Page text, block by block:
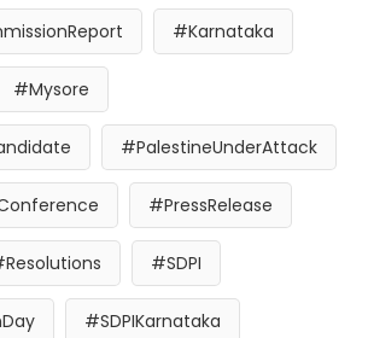
#Karnataka
#Mysore
#PalestineUnderAttack
#PressRelease
#SDPI
#SDPIKarnataka